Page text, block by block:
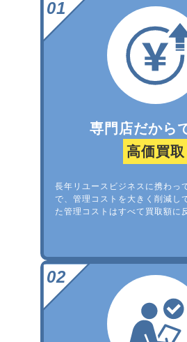
専門店だから
高価買取
長年リユースビジネスに携わっ
で、管理コストを大きく削減し
た管理コストはすべて買取額に